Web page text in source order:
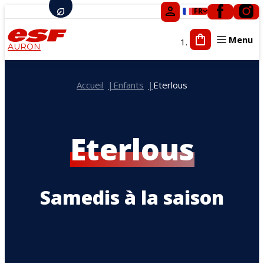
FR
AURON
Activités ludiques
Menu
Accueil Enfants Eterlous
Eterlous
Samedis à la saison